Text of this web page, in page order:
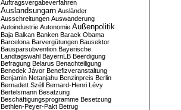
Auftragsvergabeverfahren
Auslandsungarn Ausländer
Ausschreitungen Auswanderung
Autoindustrie Autonomie Außenpolitik
Baja Balkan Banken Barack Obama
Barcelona Barvergütungen Bausektor
Bausparsubvention Bayerische
Landtagswahl BayernLB Beerdigung
Befragung Belarus Benachteiligung
Benedek Jávor Benefizveranstaltung
Benjamin Netanjahu Benzinpreis Berlin
Bernadett Széll Bernard-Henri Lévy
Bertelsmann Besatzung
Beschäftigungsprogramme Besetzung
Bethlen-Peyer-Pakt Betrug